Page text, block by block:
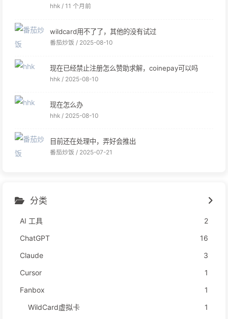
hhk / 11 个月前
wildcard用不了了，其他的没有试过
番茄炒饭 / 2025-08-10
现在已经禁止注册怎么赞助求解，coinepay可以吗
hhk / 2025-08-10
现在怎么办
hhk / 2025-08-10
目前还在处理中，弄好会推出
番茄炒饭 / 2025-07-21
分类
AI 工具
2
ChatGPT
16
Claude
3
Cursor
1
Fanbox
1
WildCard虚拟卡
1